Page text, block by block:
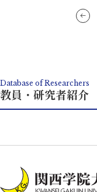
Database of Researchers
教員・研究者紹介